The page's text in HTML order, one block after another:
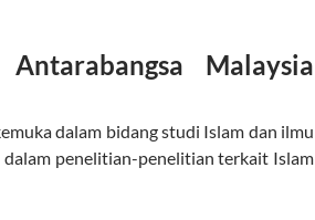
Malaysia
dalam bidang studi Islam dan ilmu
penelitian-penelitian terkait Islam